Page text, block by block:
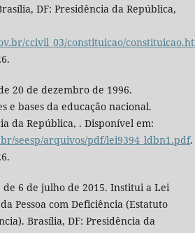
DF: Presidência da República,
ccivil_03/constituicao/
20 de dezembro de 1996.
e bases da educação nacional.
da República, . Disponível em:
seesp/arquivos/pdf/lei9394_ldbn1.pdf.
de 6 de julho de 2015. Institui a Lei
Pessoa com Deficiência (Estatuto
Brasília, DF: Presidência da